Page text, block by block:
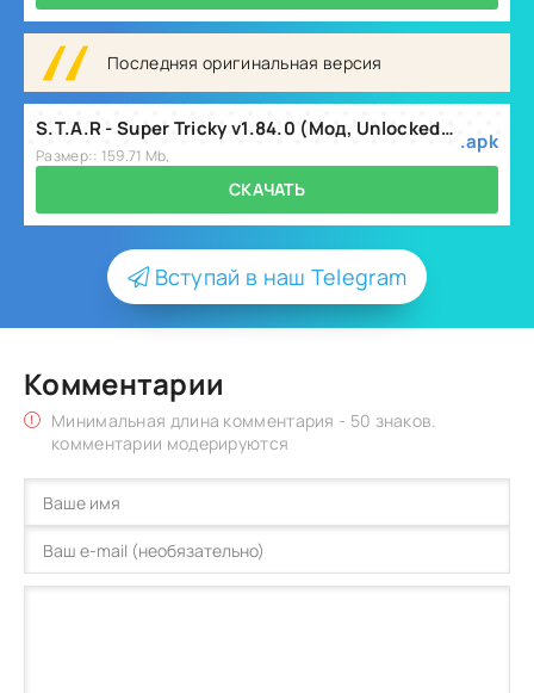
Последняя оригинальная версия
S.T.A.R - Super Tricky v1.84.0 (Мод, Unlocked).apk
Размер:: 159.71 Mb,
.apk
СКАЧАТЬ
Вступай в наш Telegram
Комментарии
Минимальная длина комментария - 50 знаков.
комментарии модерируются